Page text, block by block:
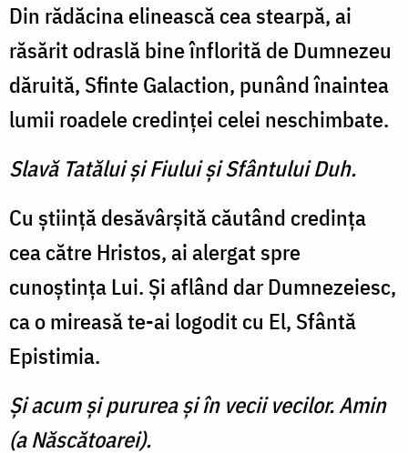
Din rădăcina elinească cea stearpă, ai
răsărit odraslă bine înflorită de Dumnezeu
dăruită, Sfinte Galaction, punând înaintea
lumii roadele credinţei celei neschimbate.
Slavă Tatălui şi Fiului şi Sfântului Duh.
Cu ştiinţă desăvârşită căutând credinţa
cea către Hristos, ai alergat spre
cunoştinţa Lui. Şi aflând dar Dumnezeiesc,
ca o mireasă te-ai logodit cu El, Sfântă
Epistimia.
Şi acum şi pururea şi în vecii vecilor. Amin
(a Născătoarei).